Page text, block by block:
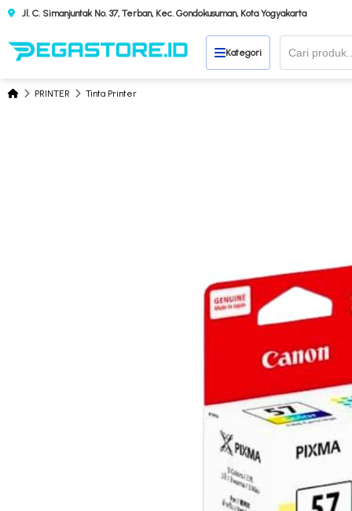
Jl. C. Simanjuntak No. 37, Terban, Kec. Gondokusuman, Kota Yogyakarta
Kategori
PRINTER Tinta Printer